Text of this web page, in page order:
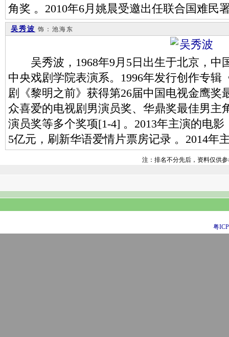
角奖 。2010年6月姚晨受邀出任联合国难
吴秀波 饰：池海东
吴秀波，1968年9月5日出生于北京，中
中央戏剧学院表演系。1996年发行创作专辑
剧《黎明之前》获得第26届中国电视金鹰奖
众喜爱的电视剧男演员奖、华鼎奖最佳男主
演员奖等多个奖项[1-4] 。2013年主演的电
5亿元，刷新华语爱情片票房记录 。2014
注：排名不分先后，资料仅供
粤